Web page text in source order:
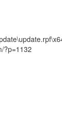
?p=1132